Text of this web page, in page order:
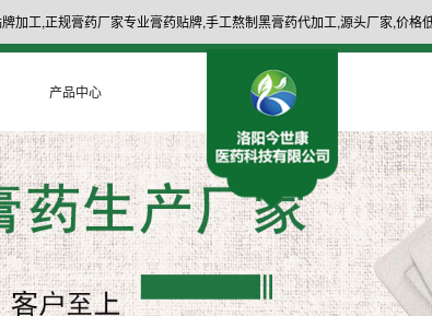
加工,正规膏药厂家专业膏药贴牌,手工熬制黑膏药代加工,源头厂家,价格
产品中心